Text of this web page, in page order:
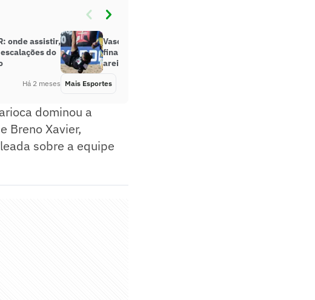
onde assistir,
do
Há 2 meses
Vasco vence e se classifica para a
final da Libertadores de futebol de
areia
Mais Esportes
dominou a
Breno Xavier,
sobre a equipe